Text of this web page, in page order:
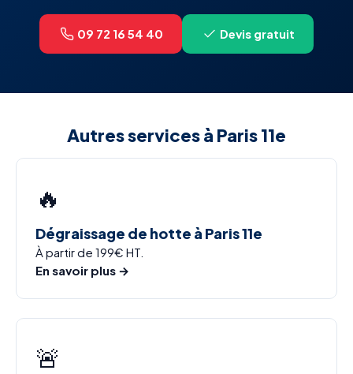
09 72 16 54 40 Devis gratuit
Autres services à Paris 11e
🔥
Dégraissage de hotte à Paris 11e
À partir de 199€ HT.
En savoir plus →
🚨